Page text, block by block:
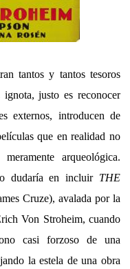
tantos y tantos tesoros
justo es reconocer
externos, introducen de
que en realidad no
arqueológica.
dudaría en incluir THE
Cruze), avalada por la
Von Stroheim, cuando
casi forzoso de una
la estela de una obra